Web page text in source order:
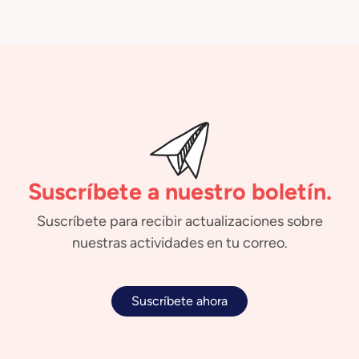
Suscríbete a nuestro boletín.
Suscríbete para recibir actualizaciones sobre
nuestras actividades en tu correo.
Suscríbete ahora